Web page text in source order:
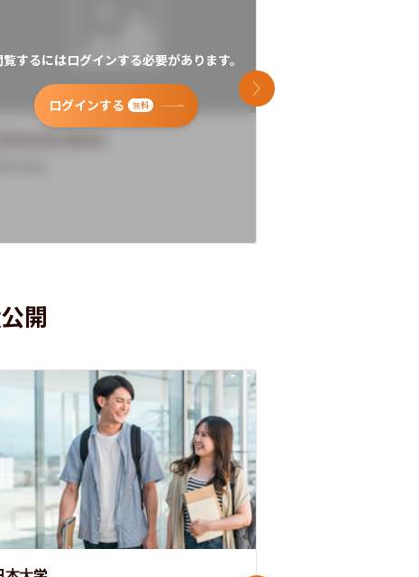
覧するにはログインする必要があります。
ログインする 無料
次のスライド
開